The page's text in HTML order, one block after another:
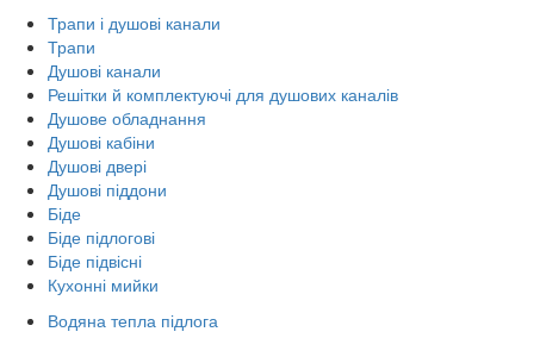
Трапи і душові канали
Трапи
Душові канали
Решітки й комплектуючі для душових каналів
Душове обладнання
Душові кабіни
Душові двері
Душові піддони
Біде
Біде підлогові
Біде підвісні
Кухонні мийки
Водяна тепла підлога